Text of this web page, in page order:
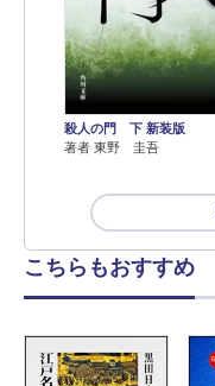
殺人の門 下 新装版
著者 東野 圭吾
こちらもおすすめ